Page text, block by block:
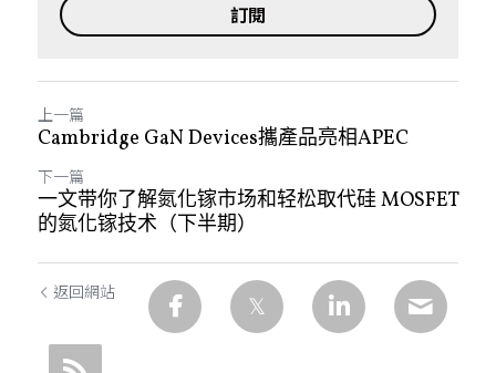
訂閱
上一篇
Cambridge GaN Devices攜產品亮相APEC
下一篇
一文带你了解氮化镓市场和轻松取代硅 MOSFET
的氮化镓技术（下半期）
返回網站